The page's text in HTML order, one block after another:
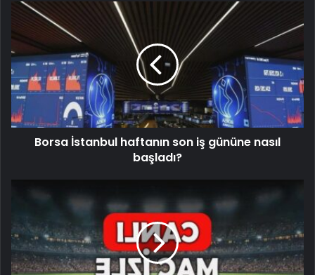
Borsa İstanbul haftanın son iş gününe nasıl
başladı?